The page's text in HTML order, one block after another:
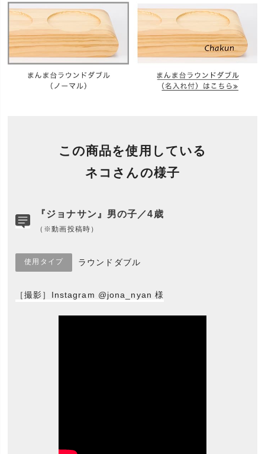
この商品を使用している
ネコさんの様子
『ジョナサン』男の子／4歳
（※動画投稿時）
使用タイプ ラウンドダブル
［撮影］Instagram @jona_nyan 様